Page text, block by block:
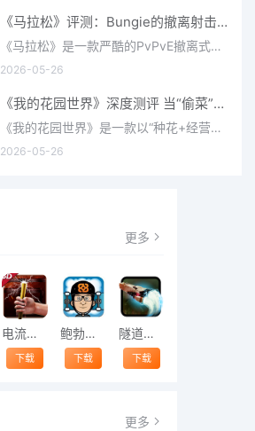
《马拉松》评测：Bungie的撤离射击硬核之作——痛苦是入场券，回报是顶级的
《马拉松》是一款严酷的PvPvE撤离式射击游戏，现已登陆PS5、Xbox Series X/S和PC。它继承了Bungie上世纪90年
2026-05-26
《我的花园世界》深度测评 当“偷菜”遇上“奢侈品”
《我的花园世界》是一款以“种花+经营+社交”为核心的模拟经营类手游。游戏将玩家置于一个古风花园环境中，扮
2026-05-26
更多
电流急急棒
下载
鲍勃的梦境
下载
隧道逃脱
下载
更多